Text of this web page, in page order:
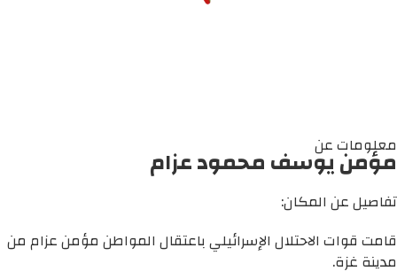
معلومات عن
مؤمن يوسف محمود عزام
تفاصيل عن المكان:
قامت قوات الاحتلال الإسرائيلي باعتقال المواطن مؤمن عزام من
مدينة غزة.